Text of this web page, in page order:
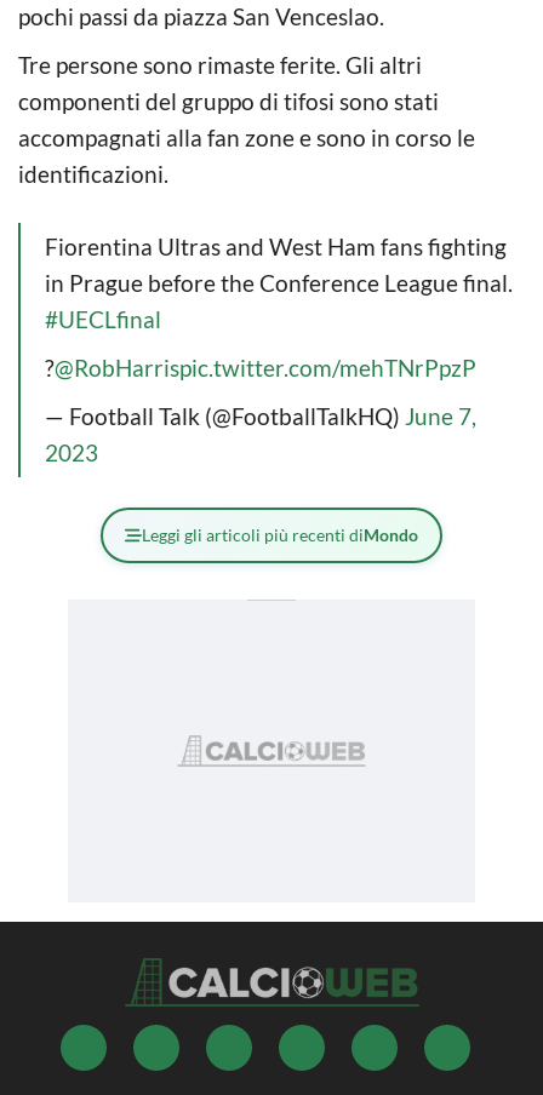
pochi passi da piazza San Venceslao.
Tre persone sono rimaste ferite. Gli altri
componenti del gruppo di tifosi sono stati
accompagnati alla fan zone e sono in corso le
identificazioni.
Fiorentina Ultras and West Ham fans fighting
in Prague before the Conference League final.
#UECLfinal
?@RobHarrispic.twitter.com/mehTNrPpzP
— Football Talk (@FootballTalkHQ) June 7,
2023
Leggi gli articoli più recenti diMondo